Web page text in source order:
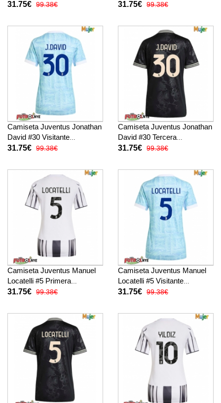
Equipación para mujer 2025-
31.75€ 99.38€
Equipación para mujer 2025-
31.75€ 99.38€
Camiseta Juventus Jonathan
David #30 Visitante
Equipación para mujer 2025-
31.75€ 99.38€
Camiseta Juventus Jonathan
David #30 Tercera
Equipación para mujer 2025-
31.75€ 99.38€
Camiseta Juventus Manuel
Locatelli #5 Primera
Equipación para mujer 2025-
31.75€ 99.38€
Camiseta Juventus Manuel
Locatelli #5 Visitante
Equipación para mujer 2025-
31.75€ 99.38€